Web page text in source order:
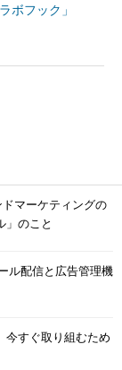
ボフック」
マーケティングの
」のこと
ル配信と広告管理機
今すぐ取り組むため